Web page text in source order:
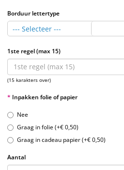
Borduur lettertype
--- Selecteer ---
1ste regel (max 15)
(15 karakters over)
Inpakken folie of papier
Nee
Graag in folie (+€ 0,50)
Graag in cadeau papier (+€ 0,50)
Aantal